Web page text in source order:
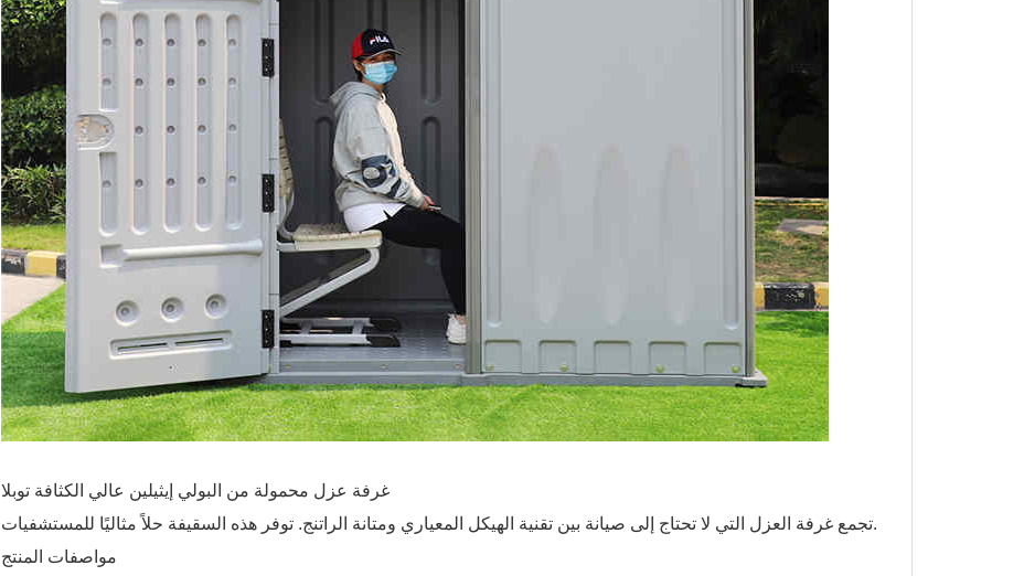
غرفة عزل محمولة من البولي إيثيلين عالي الكثافة توبلا
تجمع غرفة العزل التي لا تحتاج إلى صيانة بين تقنية الهيكل المعياري ومتانة الراتنج. توفر هذه السقيفة حلاً مثاليًا للمستشفيات.
مواصفات المنتج